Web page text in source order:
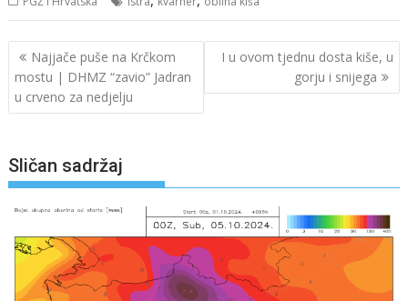
Navigacija
objava
Najjače puše na Krčkom
mostu | DHMZ “zavio” Jadran
u crveno za nedjelju
I u ovom tjednu dosta kiše, u
gorju i snijega
Sličan sadržaj